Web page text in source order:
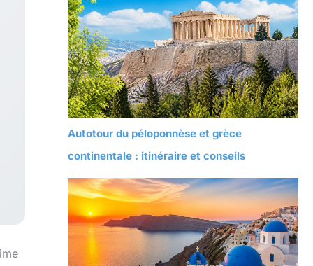
Autotour du péloponnèse et grèce
continentale : itinéraire et conseils